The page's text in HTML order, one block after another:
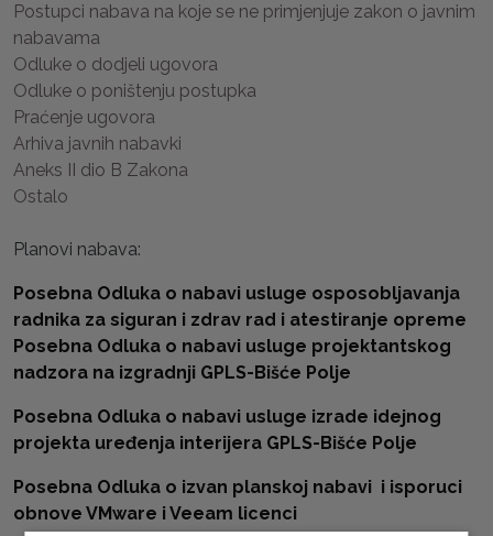
Postupci nabava na koje se ne primjenjuje zakon o javnim
nabavama
Odluke o dodjeli ugovora
Odluke o poništenju postupka
Praćenje ugovora
Arhiva javnih nabavki
Aneks II dio B Zakona
Ostalo
Planovi nabava:
Posebna Odluka o nabavi usluge osposobljavanja
radnika za siguran i zdrav rad i atestiranje opreme
Posebna Odluka o nabavi usluge projektantskog
nadzora na izgradnji GPLS-Bišće Polje
Posebna Odluka o nabavi usluge izrade idejnog
projekta uređenja interijera GPLS-Bišće Polje
Posebna Odluka o izvan planskoj nabavi i isporuci
obnove VMware i Veeam licenci